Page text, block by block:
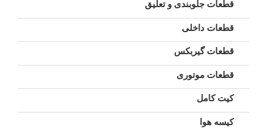
قطعات جلوبندی و تعلیق
قطعات داخلی
قطعات گیربکس
قطعات موتوری
کیت کامل
کیسه هوا